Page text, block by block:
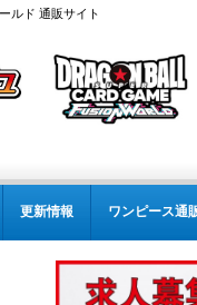
ルド 通販サイト
更新情報 ワンピース通